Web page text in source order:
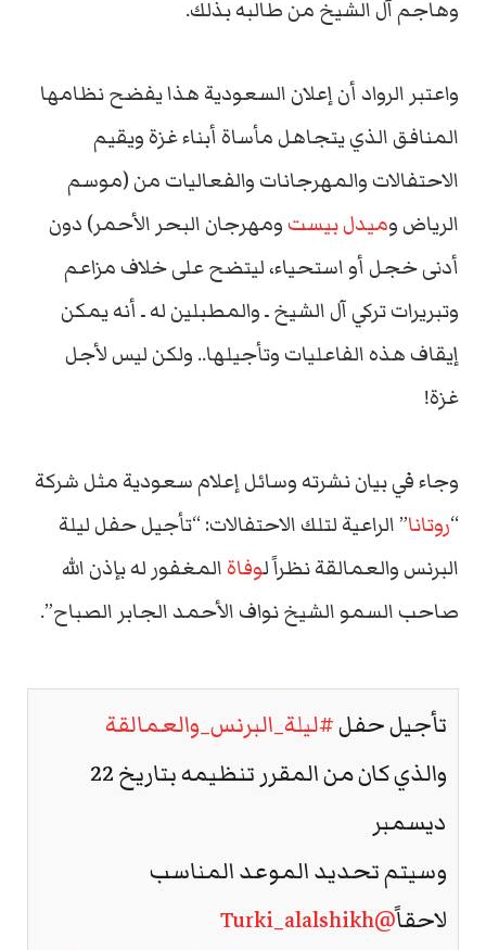
وهاجم آل الشيخ من طالبه بذلك.
واعتبر الرواد أن إعلان السعودية هذا يفضح نظامها
المنافق الذي يتجاهل مأساة أبناء غزة ويقيم
الاحتفالات والمهرجانات والفعاليات من (موسم
الرياض وميدل بيستومهرجان البحر الأحمر) دون
أدنى خجل أو استحياء، ليتضح على خلاف مزاعم
وتبريرات تركي آل الشيخ ـ والمطبلين له ـ أنه يمكن
إيقاف هذه الفاعليات وتأجيلها.. ولكن ليس لأجل
غزة!
وجاء في بيان نشرته وسائل إعلام سعودية مثل شركة
“روتانا” الراعية لتلك الاحتفالات: “تأجيل حفل ليلة
البرنس والعمالقة نظراً لوفاةالمغفور له بإذن الله
صاحب السمو الشيخ نواف الأحمد الجابر الصباح”.
تأجيل حفل#ليلة_البرنس_والعمالقة
والذي كان من المقرر تنظيمه بتاريخ 22
ديسمبر
وسيتم تحديد الموعد المناسب
لاحقاً@Turki_alalshikh